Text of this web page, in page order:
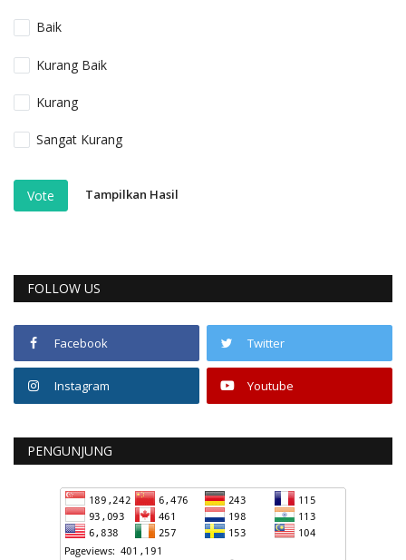
Baik
Kurang Baik
Kurang
Sangat Kurang
Vote Tampilkan Hasil
FOLLOW US
Facebook Twitter
Instagram Youtube
PENGUNJUNG